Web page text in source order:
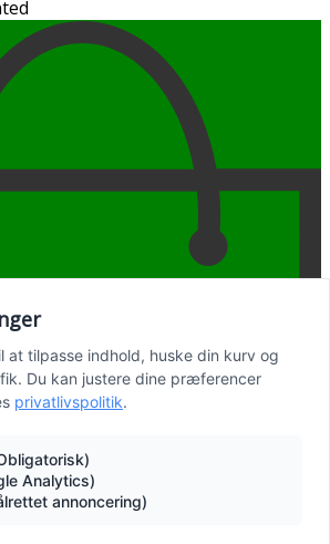
at tilpasse indhold, huske din kurv og
Du kan justere dine præferencer
privatlivspolitik.
Analytics)
annoncering)